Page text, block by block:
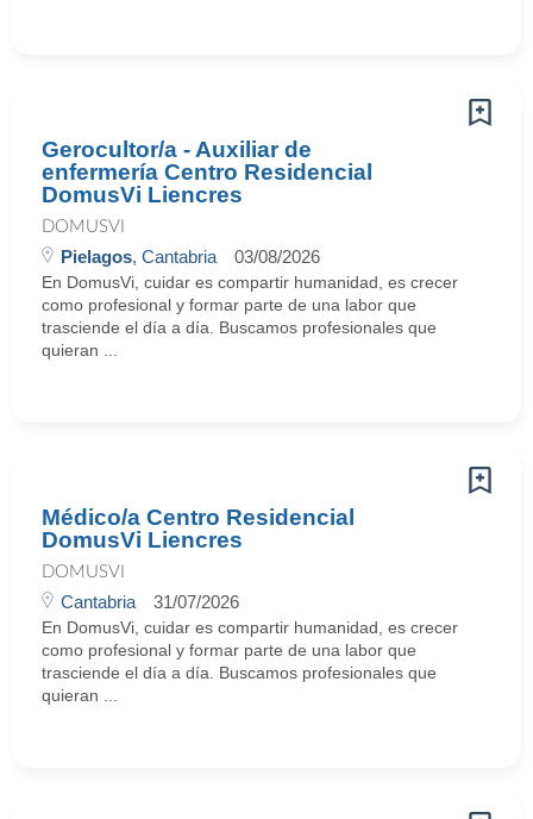
Gerocultor/a - Auxiliar de
enfermería Centro Residencial
DomusVi Liencres
DOMUSVI
Pielagos, Cantabria 03/08/2026
En DomusVi, cuidar es compartir humanidad, es crecer
como profesional y formar parte de una labor que
trasciende el día a día. Buscamos profesionales que
quieran ...
Médico/a Centro Residencial
DomusVi Liencres
DOMUSVI
Cantabria 31/07/2026
En DomusVi, cuidar es compartir humanidad, es crecer
como profesional y formar parte de una labor que
trasciende el día a día. Buscamos profesionales que
quieran ...